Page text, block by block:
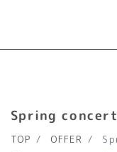
Spring concert
TOP OFFER